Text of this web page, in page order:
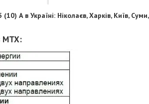
(10) А в Україні: Ніколаєв, Харків, Київ, Суми,
MTX: